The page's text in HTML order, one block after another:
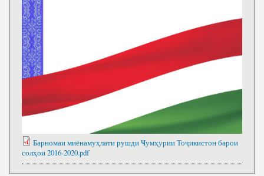
Барномаи миёнамуҳлати рушди Ҹумҳурии Тоҷикистон барои
солҳои 2016-2020.pdf